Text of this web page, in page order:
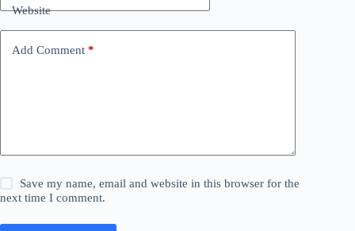
Website
Add Comment *
Save my name, email and website in this browser for the
next time I comment.